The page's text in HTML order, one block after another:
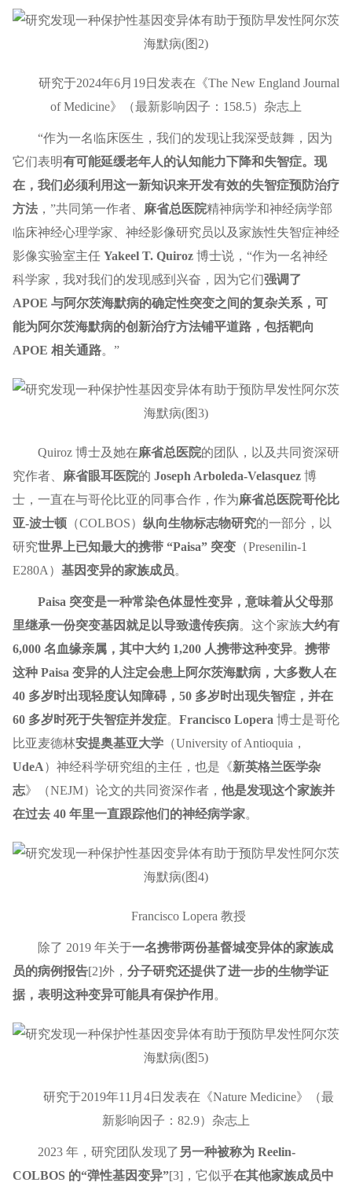
研究于2024年6月19日发表在《The New England Journal
of Medicine》（最新影响因子：158.5）杂志上
“作为一名临床医生，我们的发现让我深受鼓舞，因为
它们表明有可能延缓老年人的认知能力下降和失智症。现
在，我们必须利用这一新知识来开发有效的失智症预防治疗
方法，”共同第一作者、 麻省总医院精神病学和神经病学部
临床神经心理学家、神经影像研究员以及家族性失智症神经
影像实验室主任 Yakeel T. Quiroz 博士说，“作为一名神经
科学家，我对我们的发现感到兴奋，因为它们强调了
APOE 与阿尔茨海默病的确定性突变之间的复杂关系，可
能为阿尔茨海默病的创新治疗方法铺平道路，包括靶向
APOE 相关通路。”
Quiroz 博士及她在麻省总医院的团队，以及共同资深研
究作者、 麻省眼耳医院的 Joseph Arboleda-Velasquez 博
士，一直在与哥伦比亚的同事合作，作为麻省总医院哥伦比
亚-波士顿（COLBOS） 纵向生物标志物研究的一部分，以
研究世界上已知最大的携带 “Paisa” 突变（Presenilin-1
E280A） 基因变异的家族成员。
Paisa 突变是一种常染色体显性变异，意味着从父母那
里继承一份突变基因就足以导致遗传疾病。这个家族大约有
6,000 名血缘亲属，其中大约 1,200 人携带这种变异。 携带
这种 Paisa 变异的人注定会患上阿尔茨海默病，大多数人在
40 多岁时出现轻度认知障碍，50 多岁时出现失智症，并在
60 多岁时死于失智症并发症。 Francisco Lopera 博士是哥伦
比亚麦德林安提奥基亚大学（University of Antioquia，
UdeA）神经科学研究组的主任，也是《新英格兰医学杂
志》（NEJM）论文的共同资深作者， 他是发现这个家族并
在过去 40 年里一直跟踪他们的神经病学家。
Francisco Lopera 教授
除了 2019 年关于一名携带两份基督城变异体的家族成
员的病例报告[2]外， 分子研究还提供了进一步的生物学证
据，表明这种变异可能具有保护作用 。
研究于2019年11月4日发表在《Nature Medicine》（最
新影响因子：82.9）杂志上
2023 年，研究团队发现了 另一种被称为 Reelin-
COLBOS 的“弹性基因变异”[3]，它似乎在其他家族成员中